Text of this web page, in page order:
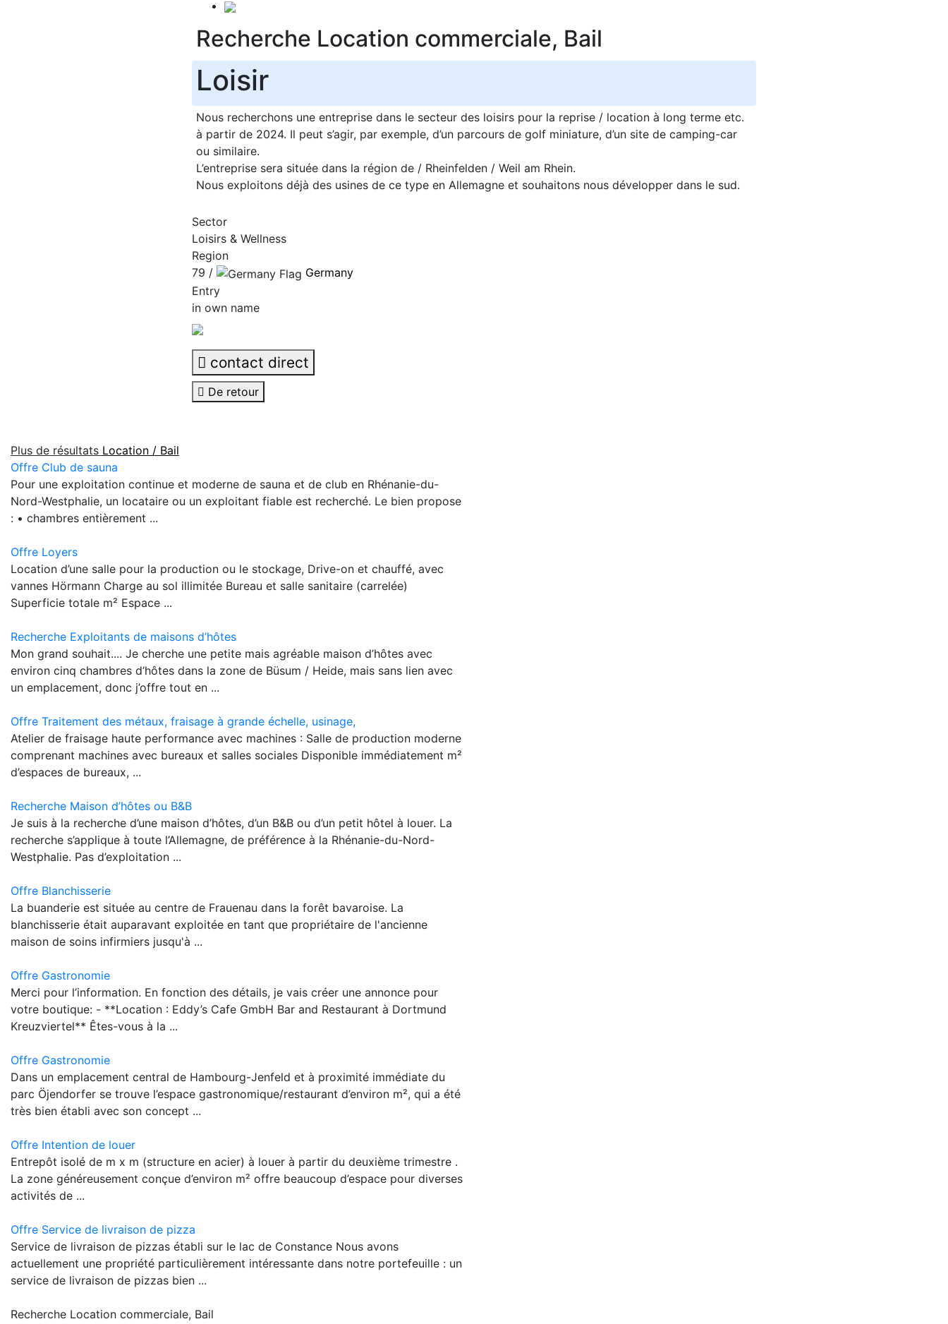
Recherche Location commerciale, Bail
Loisir
Nous recherchons une entreprise dans le secteur des loisirs pour la reprise / location à long terme etc.
à partir de 2024. Il peut s’agir, par exemple, d’un parcours de golf miniature, d’un site de camping-car
ou similaire.
L’entreprise sera située dans la région de / Rheinfelden / Weil am Rhein.
Nous exploitons déjà des usines de ce type en Allemagne et souhaitons nous développer dans le sud.
Sector
Loisirs & Wellness
Region
79 /
Germany
Entry
in own name
contact direct
De retour
Plus de résultats Location / Bail
Offre Club de sauna
Pour une exploitation continue et moderne de sauna et de club en Rhénanie-du-
Nord-Westphalie, un locataire ou un exploitant fiable est recherché. Le bien propose
: • chambres entièrement ...
Offre Loyers
Location d’une salle pour la production ou le stockage, Drive-on et chauffé, avec
vannes Hörmann Charge au sol illimitée Bureau et salle sanitaire (carrelée)
Superficie totale m² Espace ...
Recherche Exploitants de maisons d’hôtes
Mon grand souhait.... Je cherche une petite mais agréable maison d’hôtes avec
environ cinq chambres d’hôtes dans la zone de Büsum / Heide, mais sans lien avec
un emplacement, donc j’offre tout en ...
Offre Traitement des métaux, fraisage à grande échelle, usinage,
Atelier de fraisage haute performance avec machines : Salle de production moderne
comprenant machines avec bureaux et salles sociales Disponible immédiatement m²
d’espaces de bureaux, ...
Recherche Maison d’hôtes ou B&B
Je suis à la recherche d’une maison d’hôtes, d’un B&B ou d’un petit hôtel à louer. La
recherche s’applique à toute l’Allemagne, de préférence à la Rhénanie-du-Nord-
Westphalie. Pas d’exploitation ...
Offre Blanchisserie
La buanderie est située au centre de Frauenau dans la forêt bavaroise. La
blanchisserie était auparavant exploitée en tant que propriétaire de l'ancienne
maison de soins infirmiers jusqu'à ...
Offre Gastronomie
Merci pour l’information. En fonction des détails, je vais créer une annonce pour
votre boutique: - **Location : Eddy’s Cafe GmbH Bar and Restaurant à Dortmund
Kreuzviertel** Êtes-vous à la ...
Offre Gastronomie
Dans un emplacement central de Hambourg-Jenfeld et à proximité immédiate du
parc Öjendorfer se trouve l’espace gastronomique/restaurant d’environ m², qui a été
très bien établi avec son concept ...
Offre Intention de louer
Entrepôt isolé de m x m (structure en acier) à louer à partir du deuxième trimestre .
La zone généreusement conçue d’environ m² offre beaucoup d’espace pour diverses
activités de ...
Offre Service de livraison de pizza
Service de livraison de pizzas établi sur le lac de Constance Nous avons
actuellement une propriété particulièrement intéressante dans notre portefeuille : un
service de livraison de pizzas bien ...
Recherche Location commerciale, Bail